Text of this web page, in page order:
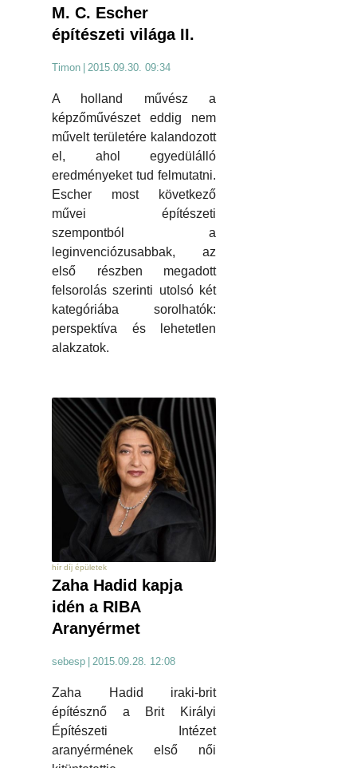
M. C. Escher
építészeti világa II.
Timon 2015.09.30. 09:34
A holland művész a
képzőművészet eddig nem
művelt területére kalandozott
el, ahol egyedülálló
eredményeket tud felmutatni.
Escher most következő
művei építészeti
szempontból a
leginvenciózusabbak, az
első részben megadott
felsorolás szerinti utolsó két
kategóriába sorolhatók:
perspektíva és lehetetlen
alakzatok.
hír díj épületek
Zaha Hadid kapja
idén a RIBA
Aranyérmet
sebesp 2015.09.28. 12:08
Zaha Hadid iraki-brit
építésznő a Brit Királyi
Építészeti Intézet
aranyérmének első női